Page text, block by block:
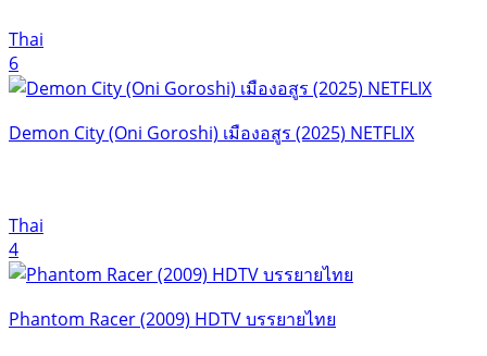
Thai
6
Demon City (Oni Goroshi) เมืองอสูร (2025) NETFLIX
Thai
4
Phantom Racer (2009) HDTV บรรยายไทย